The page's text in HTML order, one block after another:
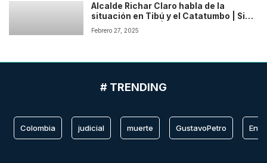
Alcalde Richar Claro habla de la
situación en Tibú y el Catatumbo | Sin
Libreto Podcast | Temp: 1 Cap: 1
Febrero 27, 2025
# TRENDING
Colombia judicial muerte GustavoPetro